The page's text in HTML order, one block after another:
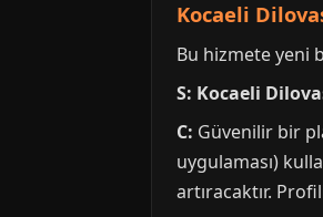
Kocaeli
Bu hizmete yeni
S: Kocaeli
C: Güvenilir bir
uygulaması)
artıracaktır.